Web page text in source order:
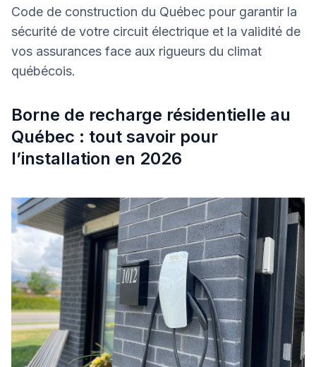
Code de construction du Québec pour garantir la
sécurité de votre circuit électrique et la validité de
vos assurances face aux rigueurs du climat
québécois.
Borne de recharge résidentielle au
Québec : tout savoir pour
l’installation en 2026